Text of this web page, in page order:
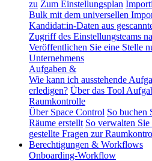
zu Zum Einstellungsplan
Bulk mit dem universellen
Kandidat:in-Daten aus
Zugriff des Einstellungsteams
Veröffentlichen Sie eine Stelle
Unternehmens
Aufgaben &
Wie kann ich ausstehende
erledigen? Über das Tool
Raumkontrolle
Über Space Control So buchen
Räume erstellt So verwalten
gestellte Fragen zur
Berechtigungen & Workflows
Onboarding-Workflow